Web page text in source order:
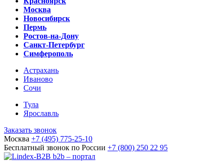
Москва
Новосибирск
Пермь
Ростов-на-Дону
Санкт-Петербург
Симферополь
Астрахань
Иваново
Сочи
Тула
Ярославль
Заказать звонок
Москва +7 (495) 775-25-10
Бесплатный звонок по России +7 (800) 250 22 95
b2b – портал